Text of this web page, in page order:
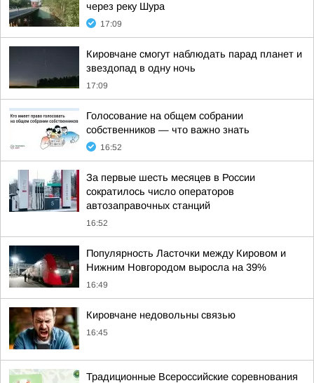
через реку Шура
17:09
Кировчане смогут наблюдать парад планет и
звездопад в одну ночь
17:09
Голосование на общем собрании
собственников — что важно знать
16:52
За первые шесть месяцев в России
сократилось число операторов
автозаправочных станций
16:52
Популярность Ласточки между Кировом и
Нижним Новгородом выросла на 39%
16:49
Кировчане недовольны связью
16:45
Традиционные Всероссийские соревнования